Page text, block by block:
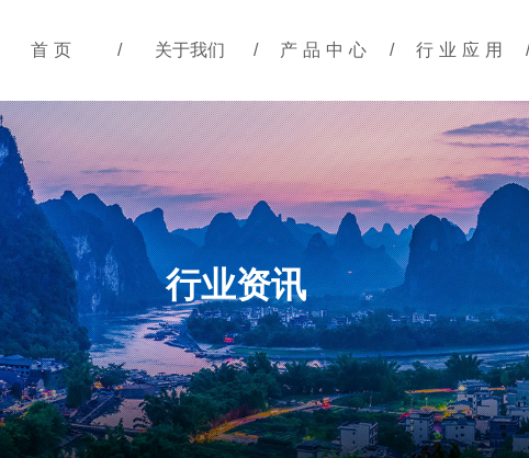
首页 / 关于我们 / 产品中心 / 行业应用 /
行业资讯